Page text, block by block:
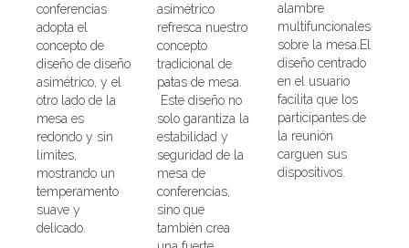
conferencias
adopta el
concepto de
diseño de diseño
asimétrico, y el
otro lado de la
mesa es
redondo y sin
límites,
mostrando un
temperamento
suave y
delicado.
asimétrico
refresca nuestro
concepto
tradicional de
patas de mesa.
Este diseño no
solo garantiza la
estabilidad y
seguridad de la
mesa de
conferencias,
sino que
también crea
alambre
multifuncionales
sobre la mesa.El
diseño centrado
en el usuario
facilita que los
participantes de
la reunión
carguen sus
dispositivos.